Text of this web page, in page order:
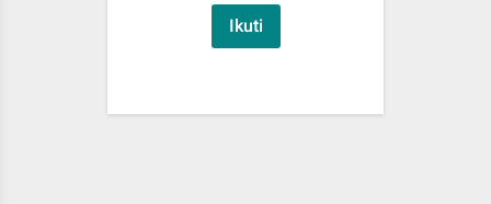
Ikuti